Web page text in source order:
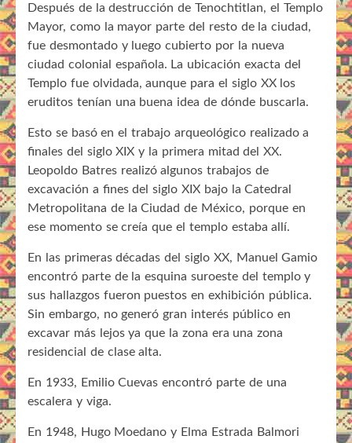
Después de la destrucción de Tenochtitlan, el Templo
Mayor, como la mayor parte del resto de la ciudad,
fue desmontado y luego cubierto por la nueva
ciudad colonial española. La ubicación exacta del
Templo fue olvidada, aunque para el siglo XX los
eruditos tenían una buena idea de dónde buscarla.
Esto se basó en el trabajo arqueológico realizado a
finales del siglo XIX y la primera mitad del XX.
Leopoldo Batres realizó algunos trabajos de
excavación a fines del siglo XIX bajo la Catedral
Metropolitana de la Ciudad de México, porque en
ese momento se creía que el templo estaba allí.
En las primeras décadas del siglo XX, Manuel Gamio
encontró parte de la esquina suroeste del templo y
sus hallazgos fueron puestos en exhibición pública.
Sin embargo, no generó gran interés público en
excavar más lejos ya que la zona era una zona
residencial de clase alta.
En 1933, Emilio Cuevas encontró parte de una
escalera y viga.
En 1948, Hugo Moedano y Elma Estrada Balmori